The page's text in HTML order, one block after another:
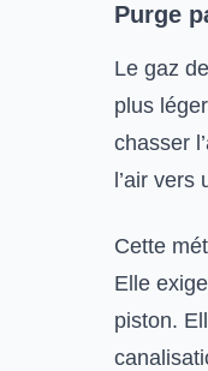
Purge
Le gaz
plus
chasser
l’air
Cette
Elle
piston.